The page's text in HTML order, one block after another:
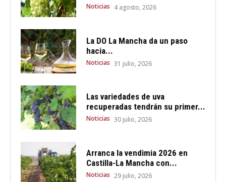
Noticias 4 agosto, 2026
La DO La Mancha da un paso
hacia...
Noticias 31 julio, 2026
Las variedades de uva
recuperadas tendrán su primer...
Noticias 30 julio, 2026
Arranca la vendimia 2026 en
Castilla-La Mancha con...
Noticias 29 julio, 2026